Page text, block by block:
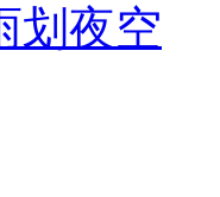
划夜空